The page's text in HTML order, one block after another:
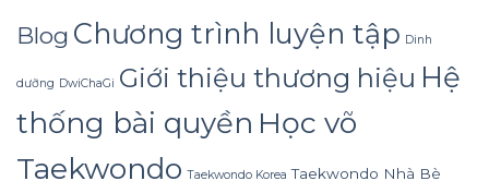
Blog Chương trình luyện tập Dinh
dưỡng DwiChaGi Giới thiệu thương hiệu Hệ
thống bài quyền Học võ
Taekwondo Taekwondo Korea Taekwondo Nhà Bè